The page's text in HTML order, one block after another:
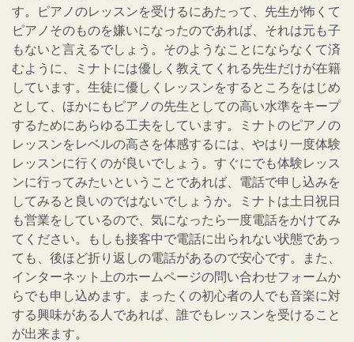
す。ピアノのレッスンを受けるにあたって、先生が怖くて
ピアノそのものを嫌いになったのであれば、それは元も子
もないと言えるでしょう。そのようなことにならなくて済
むように、ミナトには優しく教えてくれる先生だけが在籍
しています。生徒に優しくレッスンをするところをはじめ
として、ほかにもピアノの先生としての高い水準をキープ
するためにあらゆる工夫をしています。ミナトのピアノの
レッスンをレベルの高さを体感するには、やはり一度体験
レッスンに行くのが良いでしょう。すぐにでも体験レッス
ンに行ってみたいということであれば、電話で申し込みを
してみると良いのではないでしょうか。ミナトは土日祝日
も営業をしているので、気になったら一度電話をかけてみ
てください。もしも接客中で電話に出られない状態であっ
ても、後ほど折り返しの電話があるので安心です。また、
インターネット上のホームページの問い合わせフォームか
らでも申し込めます。まったくの初心者の人でも音楽に対
する興味がある人であれば、誰でもレッスンを受けること
が出来ます。